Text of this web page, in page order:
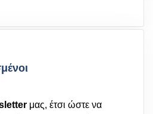
μας, έτσι ώστε να